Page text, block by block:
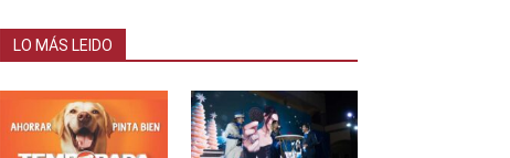
LO MÁS LEIDO